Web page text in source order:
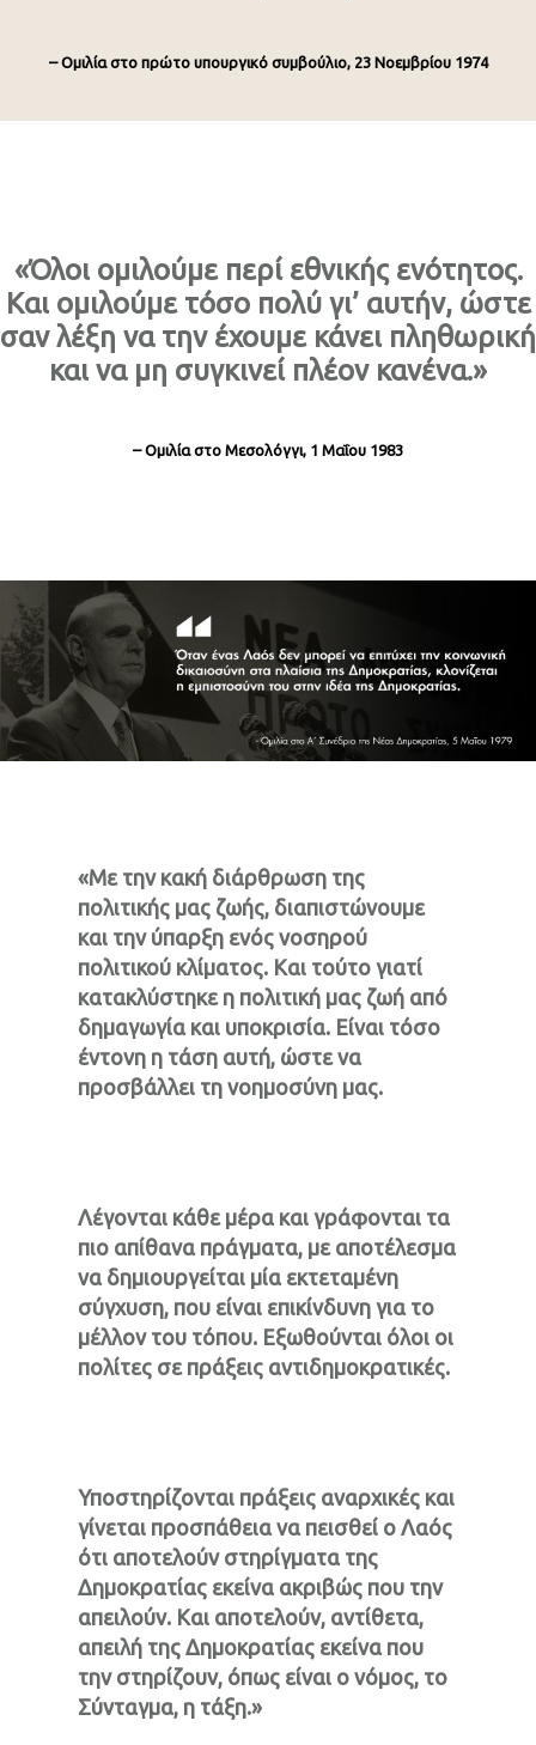
– Ομιλία στο πρώτο υπουργικό συμβούλιο, 23 Νοεμβρίου 1974
«Όλοι ομιλούμε περί εθνικής ενότητος.
Και ομιλούμε τόσο πολύ γι’ αυτήν, ώστε
σαν λέξη να την έχουμε κάνει πληθωρική
και να μη συγκινεί πλέον κανένα.»
– Ομιλία στο Μεσολόγγι, 1 Μαΐου 1983
«Με την κακή διάρθρωση της
πολιτικής μας ζωής, διαπιστώνουμε
και την ύπαρξη ενός νοσηρού
πολιτικού κλίματος. Και τούτο γιατί
κατακλύστηκε η πολιτική μας ζωή από
δημαγωγία και υποκρισία. Είναι τόσο
έντονη η τάση αυτή, ώστε να
προσβάλλει τη νοημοσύνη μας.
Λέγονται κάθε μέρα και γράφονται τα
πιο απίθανα πράγματα, με αποτέλεσμα
να δημιουργείται μία εκτεταμένη
σύγχυση, που είναι επικίνδυνη για το
μέλλον του τόπου. Εξωθούνται όλοι οι
πολίτες σε πράξεις αντιδημοκρατικές.
Υποστηρίζονται πράξεις αναρχικές και
γίνεται προσπάθεια να πεισθεί ο Λαός
ότι αποτελούν στηρίγματα της
Δημοκρατίας εκείνα ακριβώς που την
απειλούν. Και αποτελούν, αντίθετα,
απειλή της Δημοκρατίας εκείνα που
την στηρίζουν, όπως είναι ο νόμος, το
Σύνταγμα, η τάξη.»